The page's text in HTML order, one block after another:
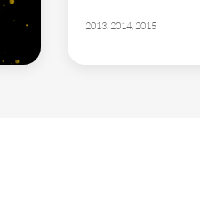
2013, 2014, 2015